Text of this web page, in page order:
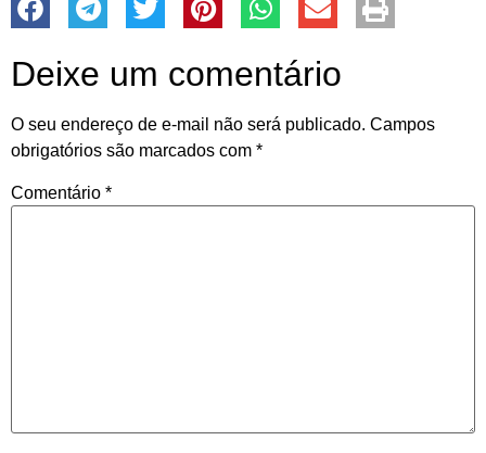
Deixe um comentário
O seu endereço de e-mail não será publicado. Campos
obrigatórios são marcados com *
Comentário *